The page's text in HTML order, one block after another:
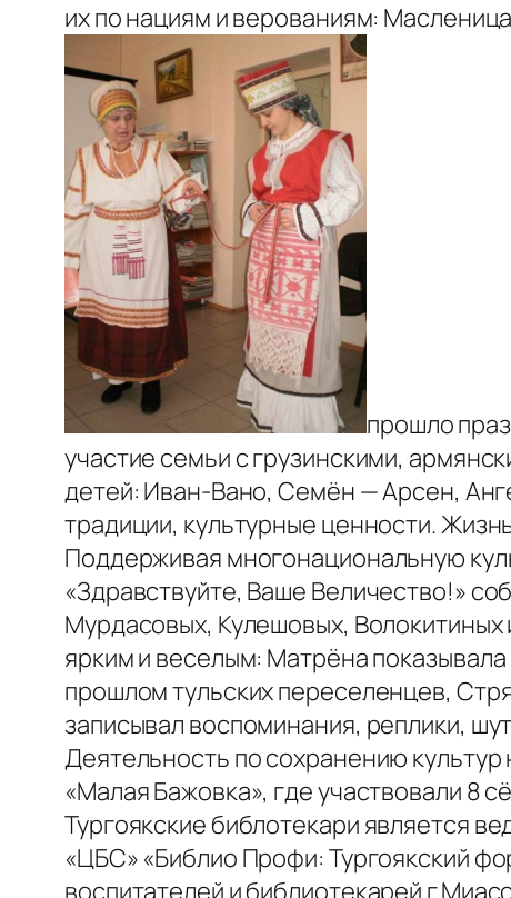
их по нациям и верованиям:
прошло
участие семьи с грузинскими,
детей: Иван-Вано, Семён — Арсен,
традиции, культурные ценности.
Поддерживая многонациональную
«Здравствуйте, Ваше Величество!»
Мурдасовых, Кулешовых, Волокитиных
ярким и веселым: Матрёна
прошлом тульских переселенцев,
записывал воспоминания, реплики,
Деятельность по сохранению
«Малая Бажовка», где участвовали 8
Тургоякские библотекари является
«ЦБС» «Библио Профи: Тургоякский
воспитателей и библиотекарей